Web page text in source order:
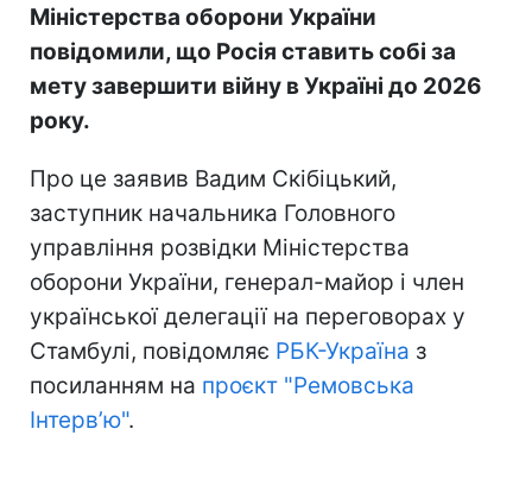
Міністерства оборони України
повідомили, що Росія ставить собі за
мету завершити війну в Україні до 2026
року.
Про це заявив Вадим Скібіцький,
заступник начальника Головного
управління розвідки Міністерства
оборони України, генерал-майор і член
української делегації на переговорах у
Стамбулі, повідомляє РБК-Україна з
посиланням на проєкт "Ремовська
Інтервʼю".